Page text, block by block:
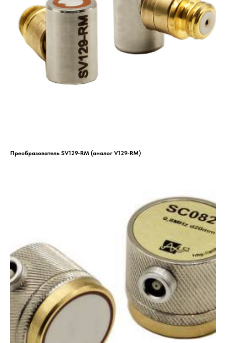
Преобразователь SV129-RM (аналог V129-RM)